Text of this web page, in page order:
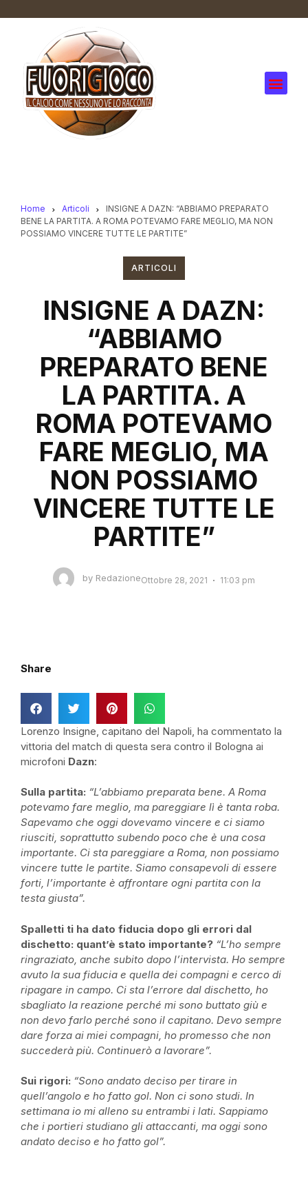
Home Articoli
INSIGNE A DAZN: “ABBIAMO PREPARATO
BENE LA PARTITA. A ROMA POTEVAMO FARE MEGLIO, MA NON
POSSIAMO VINCERE TUTTE LE PARTITE”
ARTICOLI
INSIGNE A DAZN:
“ABBIAMO
PREPARATO BENE
LA PARTITA. A
ROMA POTEVAMO
FARE MEGLIO, MA
NON POSSIAMO
VINCERE TUTTE LE
PARTITE”
by RedazioneOttobre 28, 2021 11:03 pm
Share
Lorenzo Insigne, capitano del Napoli, ha commentato la
vittoria del match di questa sera contro il Bologna ai
microfoni Dazn:
Sulla partita: “L’abbiamo preparata bene. A Roma
potevamo fare meglio, ma pareggiare lì è tanta roba.
Sapevamo che oggi dovevamo vincere e ci siamo
riusciti, soprattutto subendo poco che è una cosa
importante. Ci sta pareggiare a Roma, non possiamo
vincere tutte le partite. Siamo consapevoli di essere
forti, l’importante è affrontare ogni partita con la
testa giusta”.
Spalletti ti ha dato fiducia dopo gli errori dal
dischetto: quant’è stato importante? “L’ho sempre
ringraziato, anche subito dopo l’intervista. Ho sempre
avuto la sua fiducia e quella dei compagni e cerco di
ripagare in campo. Ci sta l’errore dal dischetto, ho
sbagliato la reazione perché mi sono buttato giù e
non devo farlo perché sono il capitano. Devo sempre
dare forza ai miei compagni, ho promesso che non
succederà più. Continuerò a lavorare”.
Sui rigori: “Sono andato deciso per tirare in
quell’angolo e ho fatto gol. Non ci sono studi. In
settimana io mi alleno su entrambi i lati. Sappiamo
che i portieri studiano gli attaccanti, ma oggi sono
andato deciso e ho fatto gol”.